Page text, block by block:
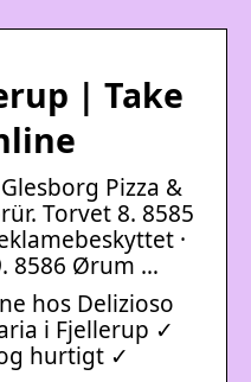
| Take
Pizza &
Torvet 8. 8585
·
8586 Ørum …
hos Delizioso
i Fjellerup ✓
hurtigt ✓